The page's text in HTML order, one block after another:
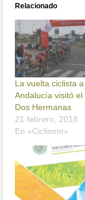
Relacionado
La vuelta ciclista a
Andalucía visitó el
Dos Hermanas
21 febrero, 2018
En «Ciclismo»